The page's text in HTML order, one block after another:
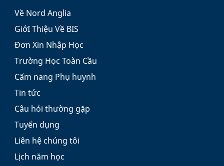
Về Nord Anglia
GiớI Thiệu Về BIS
Đơn Xin Nhập Học
Trường Học Toàn Cầu
Cẩm nang Phụ huynh
Tin tức
Câu hỏi thường gặp
Tuyển dụng
Liên hệ chúng tôi
Lịch năm học